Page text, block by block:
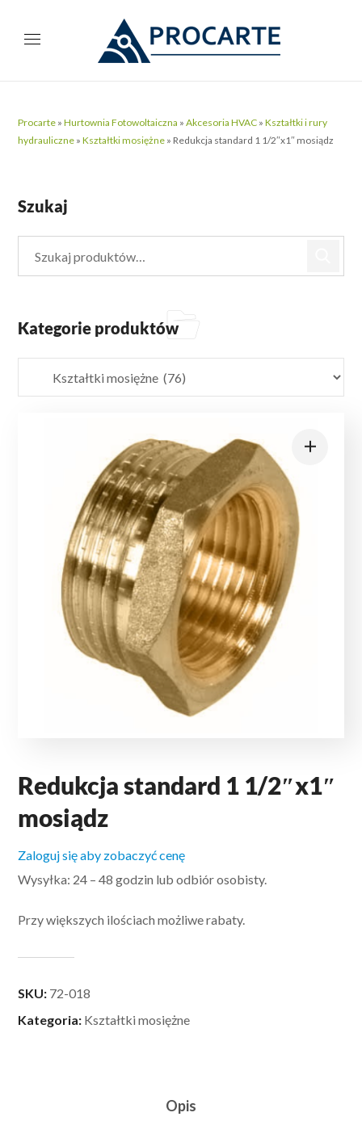
Procarte »Hurtownia Fotowoltaiczna »Akcesoria HVAC »Kształtki i rury
hydrauliczne »Kształtki mosiężne » Redukcja standard 1 1/2″x1″ mosiądz
Redukcja standard 1 1/2″x1″
mosiądz
Zaloguj się aby zobaczyć cenę
Wysyłka: 24 – 48 godzin lub odbiór osobisty.
Przy większych ilościach możliwe rabaty.
SKU: 72-018
Kategoria: Kształtki mosiężne
Opis
Szukaj
Kategorie produktów